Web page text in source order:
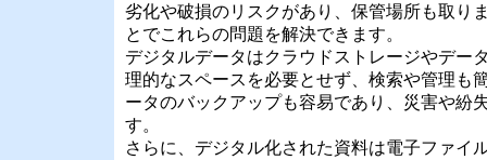
劣化や破損のリスクがあり、保管場所も取り
とでこれらの問題を解決できます。
デジタルデータはクラウドストレージやデー
理的なスペースを必要とせず、検索や管理も
ータのバックアップも容易であり、災害や紛
す。
さらに、デジタル化された資料は電子ファイ